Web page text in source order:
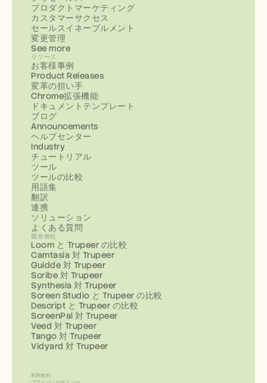
プロダクトマーケティング
カスタマーサクセス
セールスイネーブルメント
変更管理
See more
リソース
お客様事例
Product Releases
変革の担い手
Chrome拡張機能
ドキュメントテンプレート
ブログ
Announcements
ヘルプセンター
Industry
チュートリアル
ツール
ツールの比較
用語集
翻訳
連携
ソリューション
よくある質問
競合他社
Loom と Trupeer の比較
Camtasia 対 Trupeer
Guidde 対 Trupeer
Scribe 対 Trupeer
Synthesia 対 Trupeer
Screen Studio と Trupeer の比較
Descript と Trupeer の比較
ScreenPal 対 Trupeer
Veed 対 Trupeer
Tango 対 Trupeer
Vidyard 対 Trupeer
利用規約
プライバシーポリシー